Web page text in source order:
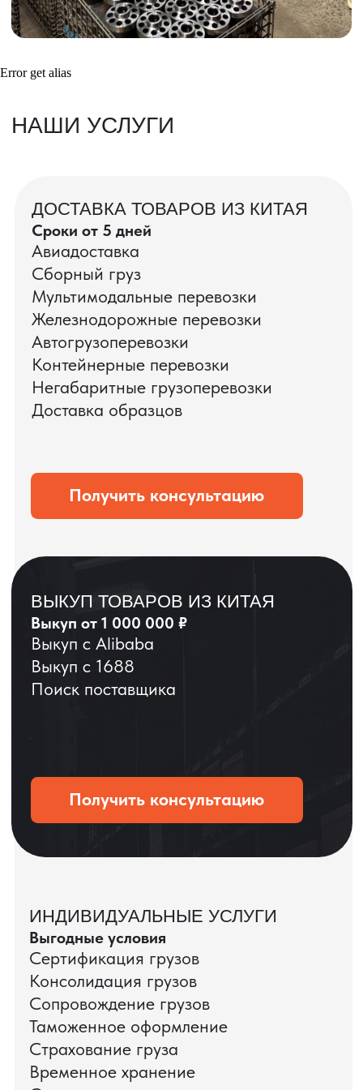
Error get alias
ВАШИ ЗАКАЗЫ
проверок товаров, работы склада,
смотрите в нашем Telegram-канале
ДО ОПЛАТЫ
ОСТАВЬТЕ ЗАЯВКУ
Мы вернёмся с расчётом и фото после
технической проверки
Оставить заявку
КЕЙС ПАО «РОСТЕЛЕКОМ»
ПАО «Ростелеком» доверяет нам полный
цикл международных поставок — от
поиска и проверки поставщиков до
доставки оборудования.
Мы обеспечили полный цикл работ:
проверку продукции, логистику,
таможенное оформление и контроль
сроков. В результате все товары были